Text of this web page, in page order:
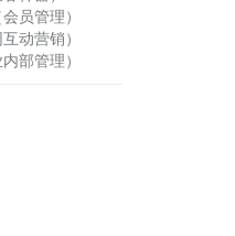
员管理）
动营销）
部管理）